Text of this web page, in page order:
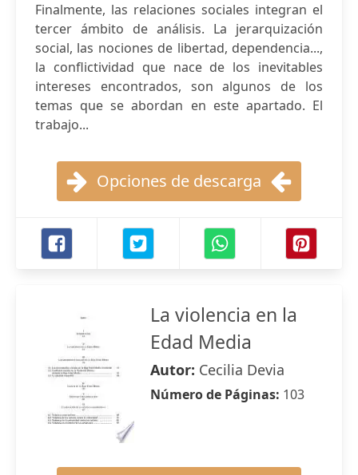
Finalmente, las relaciones sociales integran el
tercer ámbito de análisis. La jerarquización
social, las nociones de libertad, dependencia...,
la conflictividad que nace de los inevitables
intereses encontrados, son algunos de los
temas que se abordan en este apartado. El
trabajo...
Opciones de descarga
La violencia en la
Edad Media
Autor: Cecilia Devia
Número de Páginas: 103